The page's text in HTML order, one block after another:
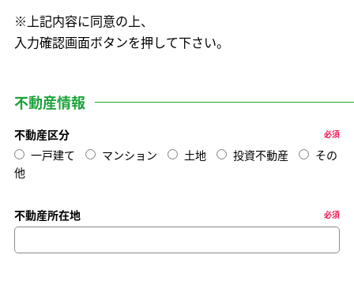
※上記内容に同意の上、
入力確認画面ボタンを押して下さい。
不動産情報
不動産区分 必須
一戸建て マンション 土地 投資不動産
その
他
不動産所在地 必須